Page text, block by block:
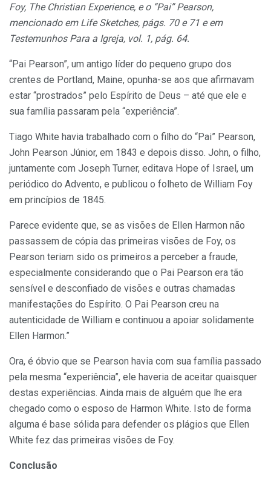
Foy, The Christian Experience, e o “Pai” Pearson,
mencionado em Life Sketches, págs. 70 e 71 e em
Testemunhos Para a Igreja, vol. 1, pág. 64.
“Pai Pearson”, um antigo líder do pequeno grupo dos
crentes de Portland, Maine, opunha-se aos que afirmavam
estar “prostrados” pelo Espírito de Deus – até que ele e
sua família passaram pela “experiência”.
Tiago White havia trabalhado com o filho do “Pai” Pearson,
John Pearson Júnior, em 1843 e depois disso. John, o filho,
juntamente com Joseph Turner, editava Hope of Israel, um
periódico do Advento, e publicou o folheto de William Foy
em princípios de 1845.
Parece evidente que, se as visões de Ellen Harmon não
passassem de cópia das primeiras visões de Foy, os
Pearson teriam sido os primeiros a perceber a fraude,
especialmente considerando que o Pai Pearson era tão
sensível e desconfiado de visões e outras chamadas
manifestações do Espírito. O Pai Pearson creu na
autenticidade de William e continuou a apoiar solidamente
Ellen Harmon.”
Ora, é óbvio que se Pearson havia com sua família passado
pela mesma “experiência”, ele haveria de aceitar quaisquer
destas experiências. Ainda mais de alguém que lhe era
chegado como o esposo de Harmon White. Isto de forma
alguma é base sólida para defender os plágios que Ellen
White fez das primeiras visões de Foy.
Conclusão